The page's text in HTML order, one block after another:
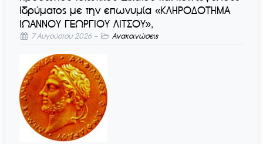
Ιδρύματος με την επωνυμία «ΚΛΗΡΟΔΟΤΗΜΑ
ΙΩΑΝΝΟΥ ΓΕΩΡΓΙΟΥ ΛΙΤΣΟΥ»,
7 Αυγούστου 2026- Ανακοινώσεις